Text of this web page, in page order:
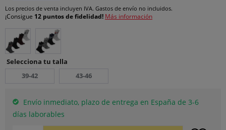
Los precios de venta incluyen IVA. Gastos de envío no incluidos.
¡Consigue 12 puntos de fidelidad! Más información
Selecciona tu talla
39-42
43-46
Envío inmediato, plazo de entrega en España de 3-6
días laborables